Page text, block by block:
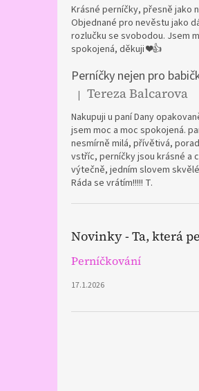
Krásné perníčky, přesně jako
Objednané pro nevěstu jako
rozlučku se svobodou. Jsem
spokojená, děkuji ❤️👍
Hodnocení produktu je 5 z 5
| Tereza Balcarova
Nakupuji u paní Dany
jsem moc a moc spokojená.
nesmírně milá, přívětivá,
vstříc, perníčky jsou krásné a
výtečně, jedním slovem
Ráda se vrátím!!!!! T.
Novinky - Ta, která
Perníčkování
17.1.2026